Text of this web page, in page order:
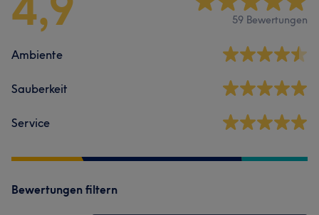
59 Bewertungen
Ambiente
Sauberkeit
Service
Bewertungen filtern